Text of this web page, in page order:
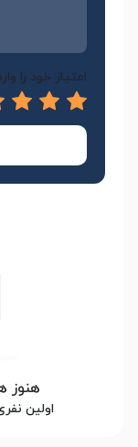
امتیاز خود را
هنوز
اولین